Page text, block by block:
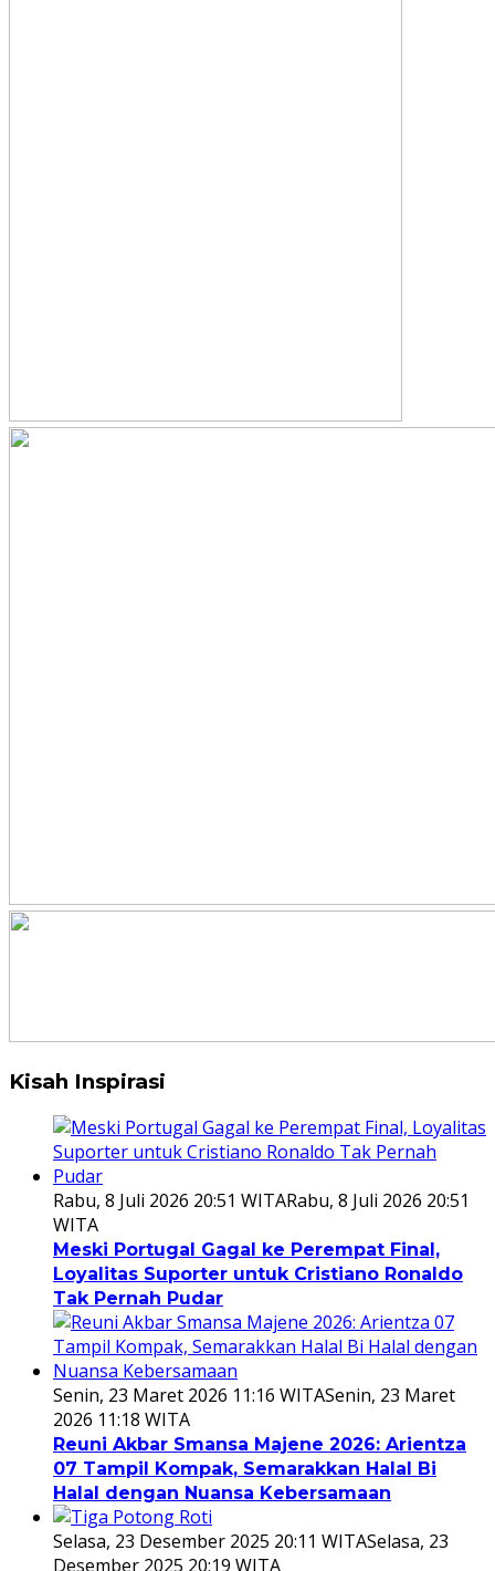
Kisah Inspirasi
Rabu, 8 Juli 2026 20:51 WITARabu, 8 Juli 2026 20:51
WITA
Meski Portugal Gagal ke Perempat Final,
Loyalitas Suporter untuk Cristiano Ronaldo
Tak Pernah Pudar
Senin, 23 Maret 2026 11:16 WITASenin, 23 Maret
2026 11:18 WITA
Reuni Akbar Smansa Majene 2026: Arientza
07 Tampil Kompak, Semarakkan Halal Bi
Halal dengan Nuansa Kebersamaan
Selasa, 23 Desember 2025 20:11 WITASelasa, 23
Desember 2025 20:19 WITA